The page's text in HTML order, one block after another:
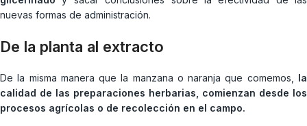
nuevas formas de administración.
De la planta al extracto
De la misma manera que la manzana o naranja que comemos, la
calidad de las preparaciones herbarias, comienzan desde los
procesos agrícolas o de recolección en el campo.